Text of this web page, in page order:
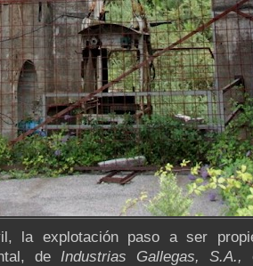
la explotación paso a ser
de Industrias Gallegas, S.A.,